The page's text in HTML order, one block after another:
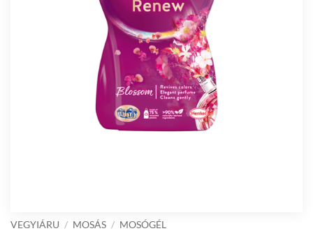
VEGYIÁRU / MOSÁS / MOSÓGÉL